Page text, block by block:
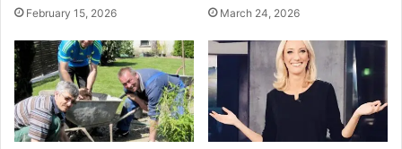
February 15, 2026 March 24, 2026